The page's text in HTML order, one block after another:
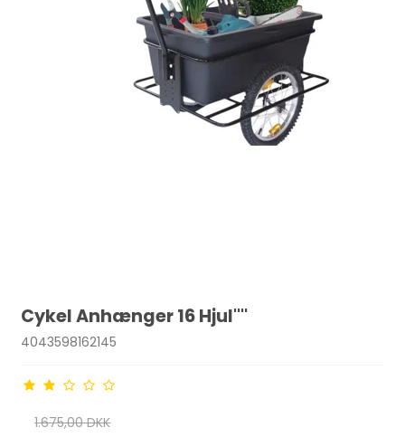
Cykel Anhænger 16 Hjul''''
4043598162145
1.675,00 DKK